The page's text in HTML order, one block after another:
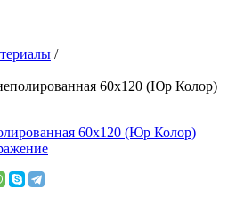
/
60х120 (Юр Колор)